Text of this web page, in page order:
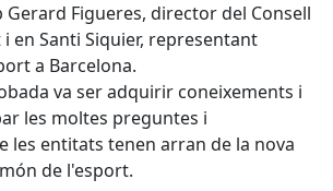
Figueres, director del Consell
en Santi Siquier, representant
a Barcelona.
va ser adquirir coneixements i
les moltes preguntes i
les entitats tenen arran de la nova
de l'esport.